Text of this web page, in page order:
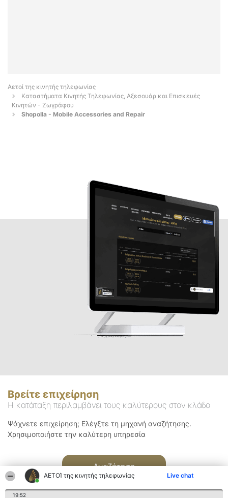
ΑΕΤΟΊ της κινητής τηλεφωνίας Live chat
19:52
Αετοί της κινητής τηλεφωνίας
Καταστήματα Κινητής Τηλεφωνίας, Αξεσουάρ και Επισκευές
Κινητών - Ζωγράφου
Shopolla - Mobile Accessories and Repair
Βρείτε επιχείρηση
Η κατάταξη περιλαμβάνει τους καλύτερους στον κλάδο
Ψάχνετε επιχείρηση; Ελέγξτε τη μηχανή αναζήτησης.
Χρησιμοποιήστε την καλύτερη υπηρεσία
Αναζήτηση